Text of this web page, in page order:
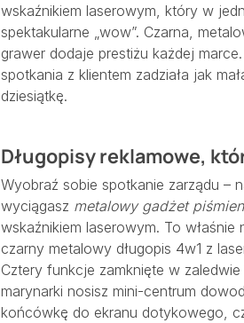
wskaźnikiem laserowym, który w
spektakularne „wow”. Czarna,
grawer dodaje prestiżu każdej
spotkania z klientem zadziała jak
dziesiątkę.
Długopisy reklamowe,
Wyobraź sobie spotkanie zarządu –
wyciągasz metalowy gadżet
wskaźnikiem laserowym. To właśnie
czarny metalowy długopis 4w1 z
Cztery funkcje zamknięte w
marynarki nosisz mini-centrum
końcówkę do ekranu dotykowego,